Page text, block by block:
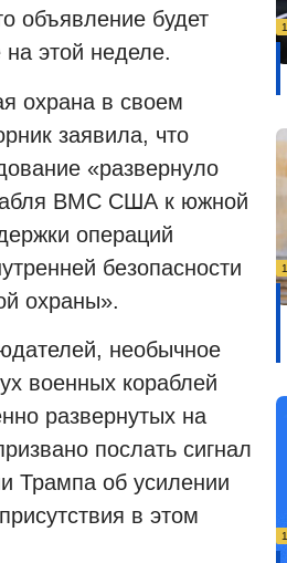
объявление будет
этой неделе.
охрана в своем
заявила, что
«развернуло
ВМС США к южной
операций
безопасности
охраны».
необычное
военных кораблей
развернутых на
послать сигнал
Трампа об усилении
в этом